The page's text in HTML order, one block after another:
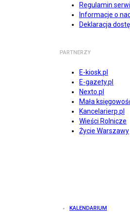
Regulamin
Informacje o
Deklaracja
PARTNERZY
E-kiosk.pl
E-gazety.pl
Nexto.pl
Mała
Kancelarierp.pl
Wieści Rolnicze
Życie Warszawy
KALENDARIUM